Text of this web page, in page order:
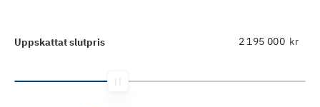
Uppskattat slutpris kr